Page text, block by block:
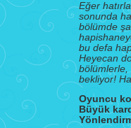
Eğer
sonunda
bölümde
bu defa
Heyecan
bölümlerle,
bekliyor!
Oyuncu
Büyük